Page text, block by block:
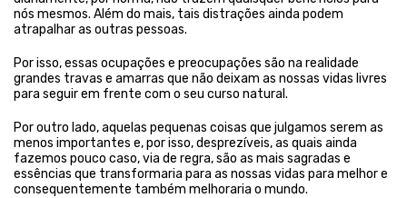
nós mesmos. Além do mais, tais distrações ainda podem
atrapalhar as outras pessoas.
Por isso, essas ocupações e preocupações são na realidade
grandes travas e amarras que não deixam as nossas vidas livres
para seguir em frente com o seu curso natural.
Por outro lado, aquelas pequenas coisas que julgamos serem as
menos importantes e, por isso, desprezíveis, as quais ainda
fazemos pouco caso, via de regra, são as mais sagradas e
essências que transformaria para as nossas vidas para melhor e
consequentemente também melhoraria o mundo.